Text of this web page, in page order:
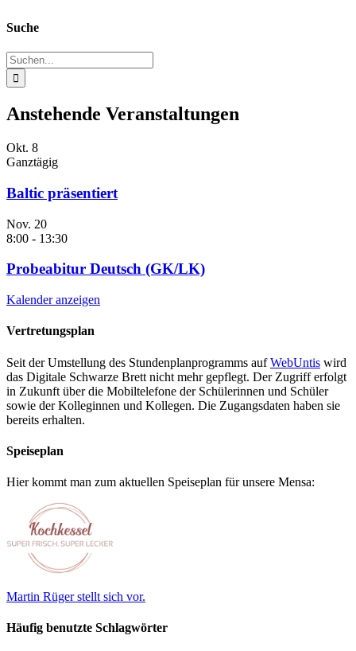
Suche
Suche
nach:
Anstehende Veranstaltungen
Okt. 8
Ganztägig
Baltic präsentiert
Nov. 20
8:00 - 13:30
Probeabitur Deutsch (GK/LK)
Kalender anzeigen
Vertretungsplan
Seit der Umstellung des Stundenplanprogramms aufWebUntis wird
das Digitale Schwarze Brett nicht mehr gepflegt. Der Zugriff erfolgt
in Zukunft über die Mobiltelefone der Schülerinnen und Schüler
sowie der Kolleginnen und Kollegen. Die Zugangsdaten haben sie
bereits erhalten.
Speiseplan
Hier kommt man zum aktuellen Speiseplan für unsere Mensa:
Martin Rüger stellt sich vor.
Häufig benutzte Schlagwörter